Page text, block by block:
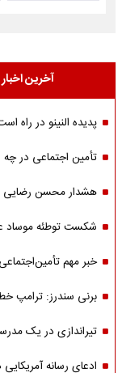
آخرین اخبار
پدیده النینو در راه
تأمین اجتماعی در
هشدار محسن رضایی
شکست توطئه موساد علیه ایران/۲
خبر مهم
برنی سندرز: ترامپ
تیراندازی در یک مدرسه در
ادعای رسانه آمریکایی